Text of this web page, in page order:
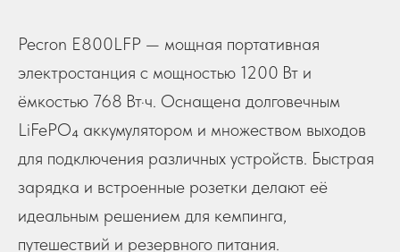
Pecron E800LFP — мощная портативная
электростанция с мощностью 1200 Вт и
ёмкостью 768 Вт·ч. Оснащена долговечным
LiFePO₄ аккумулятором и множеством выходов
для подключения различных устройств. Быстрая
зарядка и встроенные розетки делают её
идеальным решением для кемпинга,
путешествий и резервного питания.